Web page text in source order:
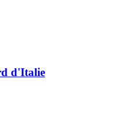
d'Italie